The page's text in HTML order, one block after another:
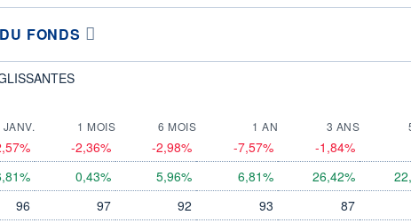
FONDS
JANV. 1 MOIS 6 MOIS 1 AN 3 ANS
-2,36% -2,98% -7,57% -1,84%
0,43% 5,96% 6,81% 26,42%
96 97 92 93 87